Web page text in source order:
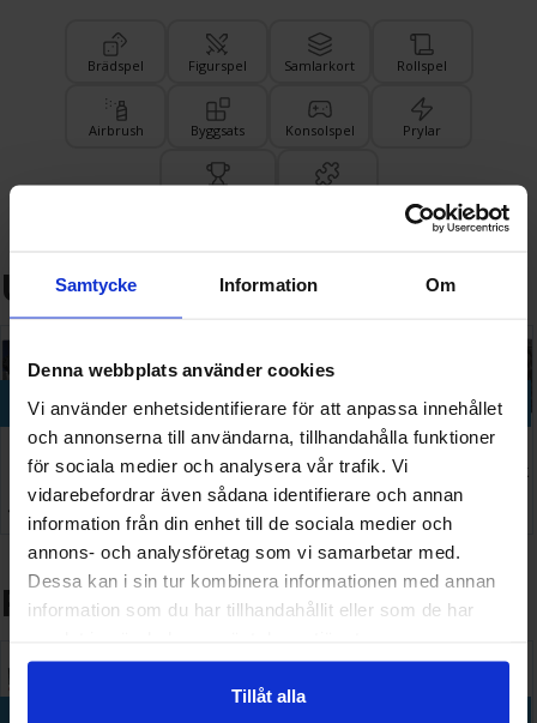
Samtycke Information Om
Denna webbplats använder cookies
Vi använder enhetsidentifierare för att anpassa innehållet
och annonserna till användarna, tillhandahålla funktioner
för sociala medier och analysera vår trafik. Vi
vidarebefordrar även sådana identifierare och annan
information från din enhet till de sociala medier och
annons- och analysföretag som vi samarbetar med.
Dessa kan i sin tur kombinera informationen med annan
information som du har tillhandahållit eller som de har
Tillåt alla
Brädspel Figurspel Samlarkort Rollspel
Airbrush Byggsats Konsolspel Prylar
Utvalda nyheter
Köp
Sleeves
Matte
Non-Glare
Blue
128 SEK I lager:15
Köp
Standard
Card Game
Value Pack
66x91
x200
149 SEK I lager: 1
Köp
Vallejo
True
Metallic
Starter Set
732 SEK I lager: 1
Köp
Disney
Lorcana
Fabled
Portfolio
426 SEK I lager:
Köp
Pokemon
Pitch Black
1 099 SEK
Populär nu